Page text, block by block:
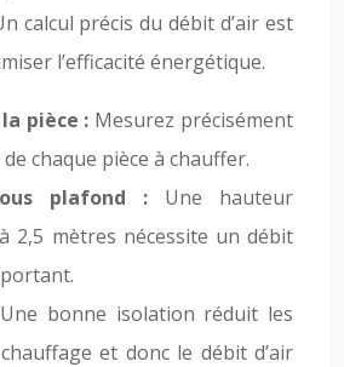
calcul précis du débit d’air est
l’efficacité énergétique.
pièce : Mesurez précisément
chaque pièce à chauffer.
plafond : Une hauteur
2,5 mètres nécessite un débit
Une bonne isolation réduit les
et donc le débit d’air